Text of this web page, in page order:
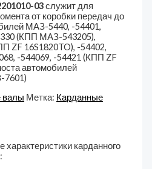
03служит для
от коробки передач до
МАЗ-5440, -54401,
(КПП МАЗ-543205),
ZF 16S1820TO), -54402,
-544069, -54421 (КПП ZF
автомобилей
валы Метка: Карданные
карданного
: